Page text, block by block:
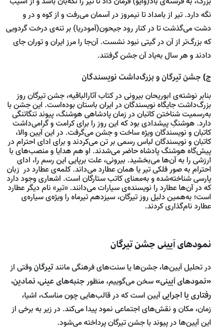
نگه دارد. تیر از بامداد تا نیمروز در آسمان می‌رفت و از کوه و در و
دشت می‌گذشت تا در کنار رود جیحون(آمودریا) بر تنه‌ی درخت گردویی
که بزرگ‌تر از آن در گیتی نبود نشست. آن‌جا را مرز ایران و توران جای
دادند و هر سال به‌یاد آن جشن گرفتند.
ج) جشن تیرگان و بزرگ‌داشت نویسندگان
بنابر نوشته‌ی ابوریحان بیرونی در کتاب آثارالباقیه، جشن تیرگان روز
بزرگ‌داشت جایگاه نویسندگان در ایران باستان بوده‌است. این جشن با
به‌رسمیت شناختن کاتبان در زمان پادشاهی هوشنگ، پیوند تنگاتنگی
دارد. هوشنگِ پیشدادی بود که این روز را برای کرامت و گرامی‌داشت
کاتبان و نویسندگان ویژه ساخت و جشن می‌گرفت. در این آیین والا،
کاتبان و نویسندگان لباس رسمی بر تن می‌کردند و برای ادای احترام در
پیش‌گاه هوشنگ پادشاه حاضر می‌شدند. او هم هدایا و منصب‌های با
ارزشی را به آن‌ها می‌بخشید. بیرونی، علت برپایی این رسم را، ادای
احترام به صور فلکی تیر یا همان عطارد می‌داند. کلمه‌ی عطارد در زبان
پارسی شناخته‌شده و به‌معنای کاتب ستارگان است. اشعاری وجود دارد
که در آن‌ها عطارد را نویسنده‌ی سیارات می‌دانند. «تیر» نام دیگر عطارد
است؛ به‌همین دلیل روز تیرگان، سیزدهم تیرماه را ویژه‌ی سیاره‌ی‌
عطارد نام‌گذاری کردند.
نمودهای آیینی جشن تیرگان
در تحلیل آیین‌ها، جشن‌ها یا سنت‌های فرهنگی مانندتیرگانوقتی از
«نمودهای آیینی»سخن می‌گوییم، منظورجنبه‌های عینی، نمادین،
رفتاری یا اجراییآیین است که در قالب‌هایی چون مناسک، اشیا،
زمان، مکان و نقش‌های اجتماعی نمود پیدا می‌کند. در زیر به برخی از
این آیین‌ها در پیوند با جشن تیرگان پرداخته می‌شود.